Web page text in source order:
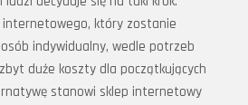
internetowego, który zostanie
indywidualny, wedle potrzeb
duże koszty dla początkujących
stanowi sklep internetowy